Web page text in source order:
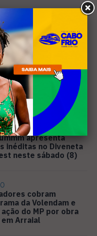
determina que
de Cabo Frio
extras a
friense
apresenta
inéditas no Diveneta
neste sábado (8)
cobram
da Volendam e
do MP por obra
Arraial